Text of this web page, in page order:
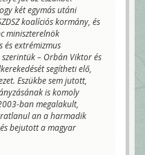
két egymás utáni
koalíciós kormány, és
miniszterelnök
extrémizmus
– Orbán Viktor és
segítheti elő,
Eszükbe sem jutott,
is komoly
ban megalakult,
an a harmadik
bejutott a magyar